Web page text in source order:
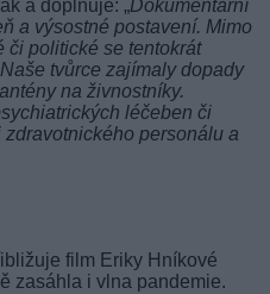
a doplňuje: „Dokumentární
a výsostné postavení. Mimo
či politické se tentokrát
tvůrce zajímaly dopady
na živnostníky.
léčeben či
personálu a
film Eriky Hníkové
zasáhla i vlna pandemie.